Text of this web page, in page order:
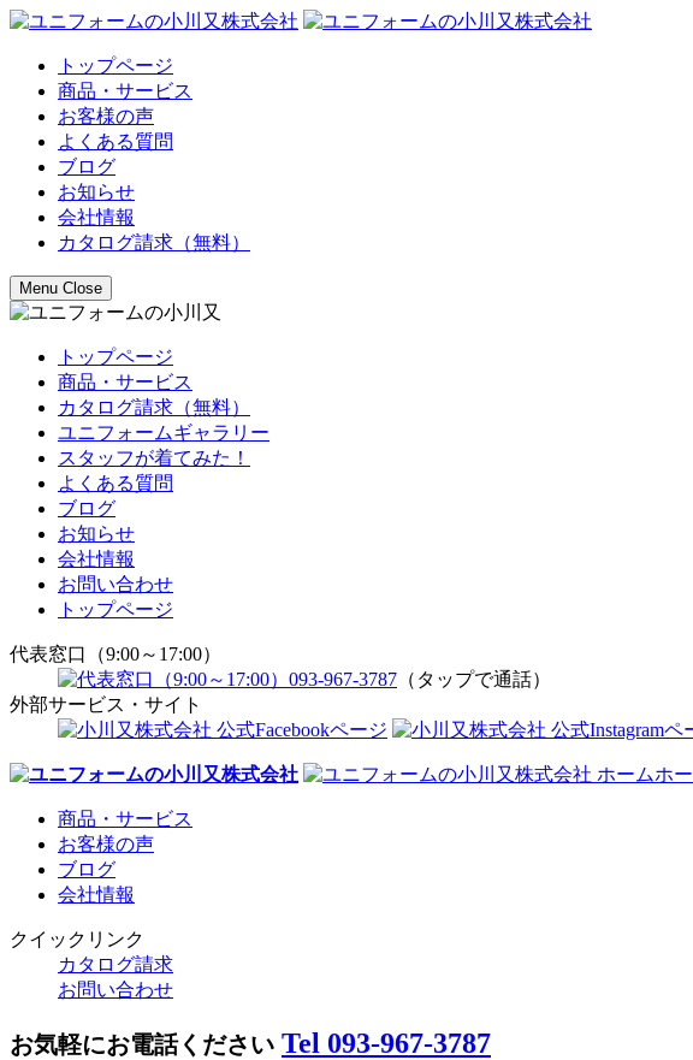
トップページ
商品・サービス
お客様の声
よくある質問
ブログ
お知らせ
会社情報
カタログ請求（無料）
Menu Close
トップページ
商品・サービス
カタログ請求（無料）
ユニフォームギャラリー
スタッフが着てみた！
よくある質問
ブログ
お知らせ
会社情報
お問い合わせ
トップページ
代表窓口（9:00～17:00）
093-967-3787 （タップで通話）
外部サービス・サイト
ホ
商品・サービス
お客様の声
ブログ
会社情報
クイックリンク
カタログ請求
お問い合わせ
お気軽にお電話ください Tel 093-967-3787